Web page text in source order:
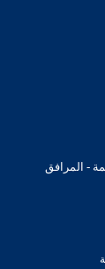
- المرافق